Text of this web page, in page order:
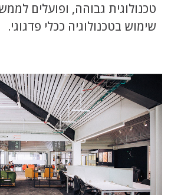
טכנולוגית גבוהה, ופועלים
שימוש בטכנולוגיה ככלי פדגוגי.